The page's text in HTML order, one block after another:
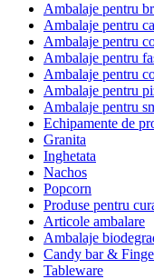
Ambalaje pentru
Ambalaje pentru
Ambalaje pentru
Ambalaje pentru
Ambalaje pentru
Ambalaje pentru
Ambalaje pentru
Echipamente de
Granita
Inghetata
Nachos
Popcorn
Produse pentru
Articole ambalare
Ambalaje
Candy bar &
Tableware